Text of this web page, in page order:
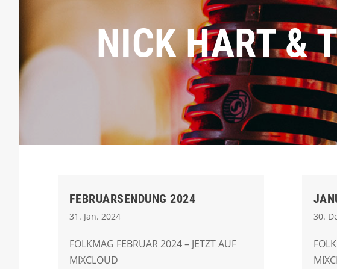
NICK HART &
FEBRUARSENDUNG 2024
31. Jan. 2024
FOLKMAG FEBRUAR 2024 – JETZT AUF
MIXCLOUD
30.